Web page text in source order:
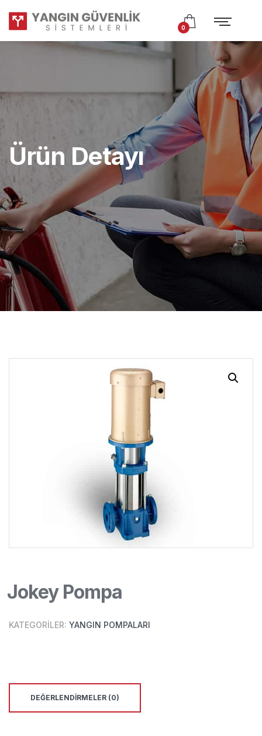
0
Ürün Detayı
Subtitle
Jokey Pompa
KATEGORILER: YANGIN POMPALARI
DEĞERLENDIRMELER (0)